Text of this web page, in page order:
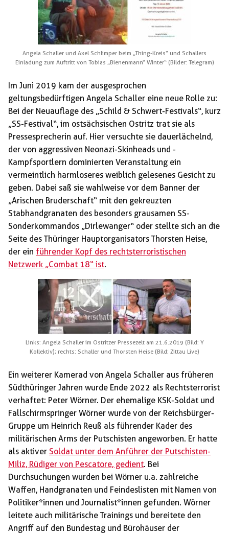
Angela Schaller und Axel Schlimper beim „Thing-Kreis“ und Schallers
Einladung zum Auftritt von Tobias „Bienenmann“ Winter“ (Bilder: Telegram)
Im Juni 2019 kam der ausgesprochen
geltungsbedürftigen Angela Schaller eine neue Rolle zu:
Bei der Neuauflage des „Schild & Schwert-Festivals“, kurz
„SS-Festival“, im ostsächsischen Ostritz trat sie als
Pressesprecherin auf. Hier versuchte sie dauerlächelnd,
der von aggressiven Neonazi-Skinheads und -
Kampfsportlern dominierten Veranstaltung ein
vermeintlich harmloseres weiblich gelesenes Gesicht zu
geben. Dabei saß sie wahlweise vor dem Banner der
„Arischen Bruderschaft“ mit den gekreuzten
Stabhandgranaten des besonders grausamen SS-
Sonderkommandos „Dirlewanger“ oder stellte sich an die
Seite des Thüringer Hauptorganisators Thorsten Heise,
der ein führender Kopf des rechtsterroristischen
Netzwerk „Combat 18“ ist.
Links: Angela Schaller im Ostritzer Pressezelt am 21.6.2019 (Bild: Y
Kollektiv); rechts: Schaller und Thorsten Heise (Bild: Zittau Live)
Ein weiterer Kamerad von Angela Schaller aus früheren
Südthüringer Jahren wurde Ende 2022 als Rechtsterrorist
verhaftet: Peter Wörner. Der ehemalige KSK-Soldat und
Fallschirmspringer Wörner wurde von der Reichsbürger-
Gruppe um Heinrich Reuß als führender Kader des
militärischen Arms der Putschisten angeworben. Er hatte
als aktiver Soldat unter dem Anführer der Putschisten-
Miliz, Rüdiger von Pescatore, gedient. Bei
Durchsuchungen wurden bei Wörner u.a. zahlreiche
Waffen, Handgranaten und Feindeslisten mit Namen von
Politiker*innen und Journalist*innen gefunden. Wörner
leitete auch militärische Trainings und bereitete den
Angriff auf den Bundestag und Bürohäuser der